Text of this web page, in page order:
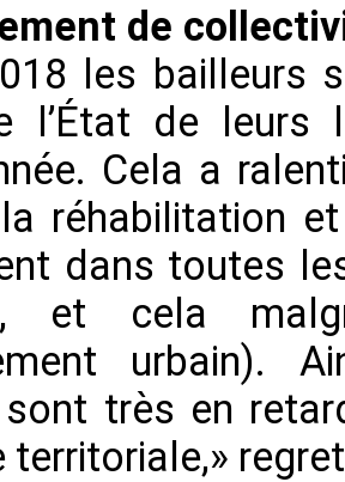
de
les bailleurs
l’État de leurs
Cela a
réhabilitation
dans toutes
et cela
urbain).
sont très en
territoriale,»